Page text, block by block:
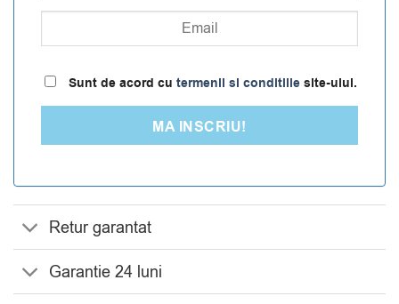
Sunt de acord cu termenii si conditiilesite-ului.
MA INSCRIU!
Retur garantat
Garantie 24 luni